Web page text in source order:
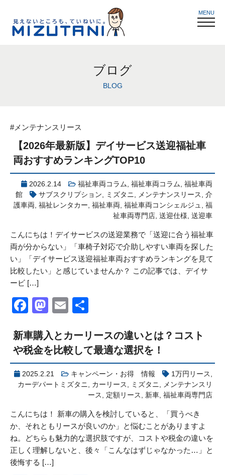
MENU
ブログ
BLOG
#メンテナンスリース
【2026年最新版】デイサービス送迎福祉車
両おすすめランキングTOP10
2026.2.14 福祉車両コラム ,福祉車両コラム ,福祉車両
館
サブスクリプション ミズタニ メンテナンスリース ,介
護車両 ,福祉レンタカー ,福祉車両 ,福祉車両コンシェルジュ ,福
祉車両専門店 ,送迎仕様 ,送迎車
こんにちは！デイサービスの送迎業務で「送迎に合う福祉車
両が分からない」「車椅子対応で介助しやすい車両を探した
い」「デイサービス送迎福祉車両おすすめランキングを見て
比較したい」と感じていませんか？ この記事では、デイサ
ービ […]
Facebook
Mastodon
Email
新車購入とカーリースの違いとは？コスト
や税金を比較して最適な選択を！
2025.2.21 キャンペーン・お得 情報 1万円リース ,
カーデパートミズタニ, カーリース , ミズタニ, メンテナンスリ
ース , 定額リース , 新車,福祉車両専門店
こんにちは！ 新車の購入を検討していると、「買うべき
か、それともリースが良いのか」と悩むことがありますよ
ね。どちらも魅力的な選択肢ですが、コストや税金の違いを
正しく理解しないと、後々「こんなはずじゃなかった…」と
後悔する […]